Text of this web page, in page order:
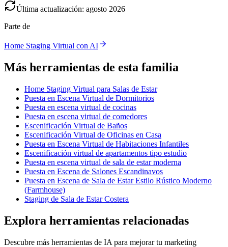
Última actualización: agosto 2026
Parte de
Home Staging Virtual con AI
Más herramientas de esta familia
Home Staging Virtual para Salas de Estar
Puesta en Escena Virtual de Dormitorios
Puesta en escena virtual de cocinas
Puesta en escena virtual de comedores
Escenificación Virtual de Baños
Escenificación Virtual de Oficinas en Casa
Puesta en Escena Virtual de Habitaciones Infantiles
Escenificación virtual de apartamentos tipo estudio
Puesta en escena virtual de sala de estar moderna
Puesta en Escena de Salones Escandinavos
Puesta en Escena de Sala de Estar Estilo Rústico Moderno
(Farmhouse)
Staging de Sala de Estar Costera
Explora herramientas relacionadas
Descubre más herramientas de IA para mejorar tu marketing